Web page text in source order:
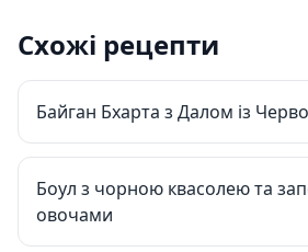
Схожі рецепти
Байган Бхарта з Далом із
Боул з чорною квасолею та
овочами